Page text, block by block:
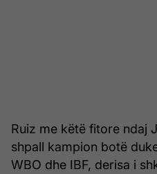
Ruiz me këtë fitore ndaj
shpall kampion botë
WBO dhe IBF, derisa i